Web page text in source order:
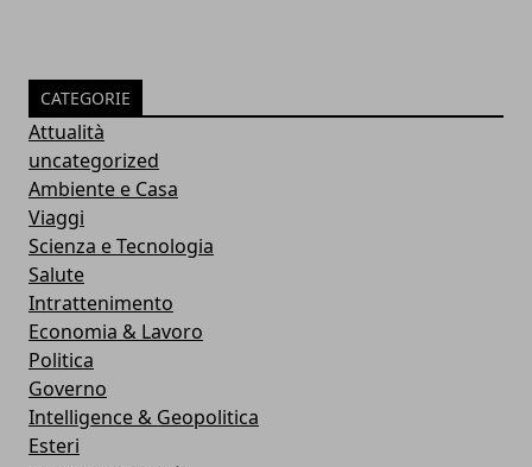
CATEGORIE
Attualità
uncategorized
Ambiente e Casa
Viaggi
Scienza e Tecnologia
Salute
Intrattenimento
Economia & Lavoro
Politica
Governo
Intelligence & Geopolitica
Esteri